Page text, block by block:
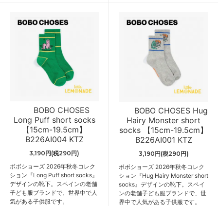
BOBO CHOSES
Long Puff short socks
【15cm-19.5cm】
B226AI004 KTZ
3,190円(税290円)
ボボショーズ 2026年秋冬コレク
ション『Long Puff short socks』
デザインの靴下。スペインの老舗
子ども服ブランドで、世界中で人
気がある子供服です。
BOBO CHOSES Hug
Hairy Monster short
socks 【15cm-19.5cm】
B226AI001 KTZ
3,190円(税290円)
ボボショーズ 2026年秋冬コレク
ション『Hug Hairy Monster short
socks』デザインの靴下。スペイ
ンの老舗子ども服ブランドで、世
界中で人気がある子供服です。